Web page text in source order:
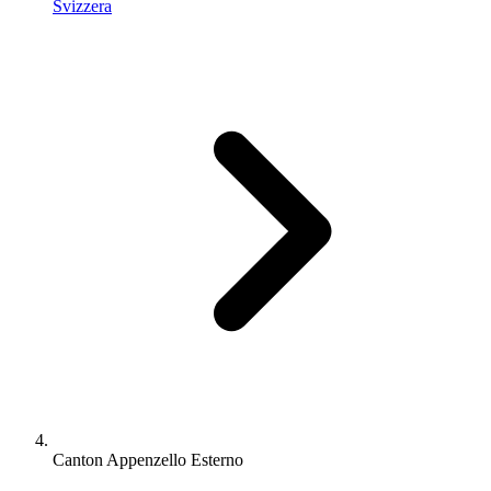
Svizzera
Canton Appenzello Esterno